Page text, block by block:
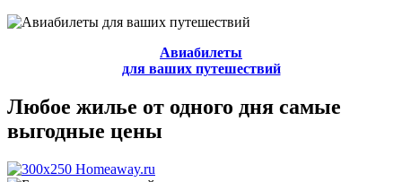
Авиабилеты
для ваших путешествий
Любое жилье от одного дня самые
выгодные цены